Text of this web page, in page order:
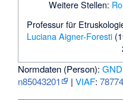
Weitere Stellen:
Professur für
Luciana Aigner-Foresti
Normdaten (Person):GND
n85043201
|VIAF: